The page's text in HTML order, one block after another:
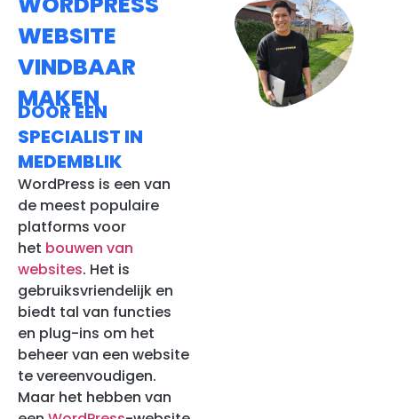
WEBSITE
VINDBAAR
MAKEN
DOOR EEN
SPECIALIST IN
MEDEMBLIK
WordPress is een van
de meest populaire
platforms voor
het bouwen van
websites. Het is
gebruiksvriendelijk en
biedt tal van functies
en plug-ins om het
beheer van een website
te vereenvoudigen.
Maar het hebben van